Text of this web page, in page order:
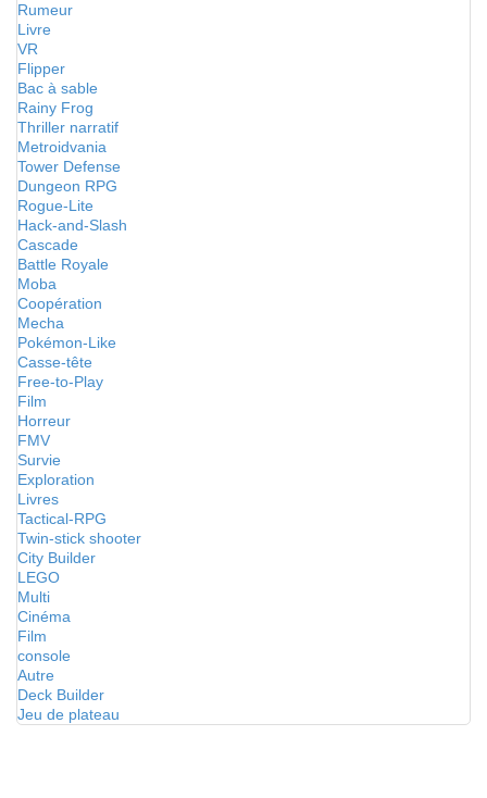
Rumeur
Livre
VR
Flipper
Bac à sable
Rainy Frog
Thriller narratif
Metroidvania
Tower Defense
Dungeon RPG
Rogue-Lite
Hack-and-Slash
Cascade
Battle Royale
Moba
Coopération
Mecha
Pokémon-Like
Casse-tête
Free-to-Play
Film
Horreur
FMV
Survie
Exploration
Livres
Tactical-RPG
Twin-stick shooter
City Builder
LEGO
Multi
Cinéma
Film
console
Autre
Deck Builder
Jeu de plateau